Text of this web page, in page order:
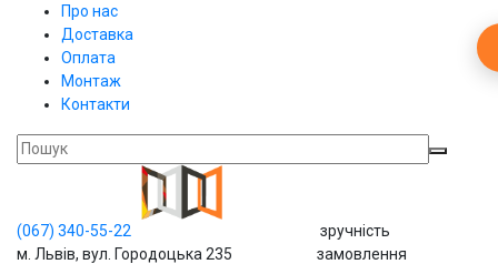
Про нас
Доставка
Оплата
Монтаж
Контакти
(067) 340-55-22
м. Львів, вул. Городоцька 235
зручність
замовлення